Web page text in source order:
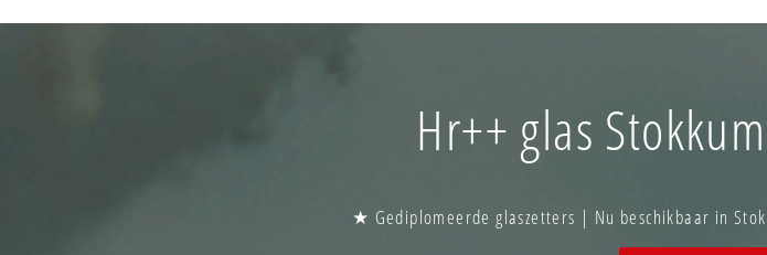
Hr++ glas
★ Gediplomeerde glaszetters | Nu beschikbaar in